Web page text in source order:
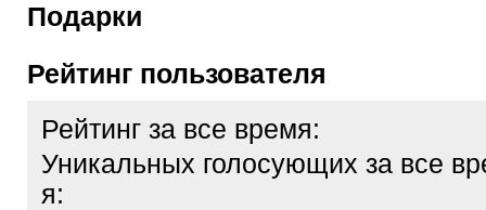
Подарки
Рейтинг пользователя
Рейтинг за все время:
Уникальных голосующих за все
я: